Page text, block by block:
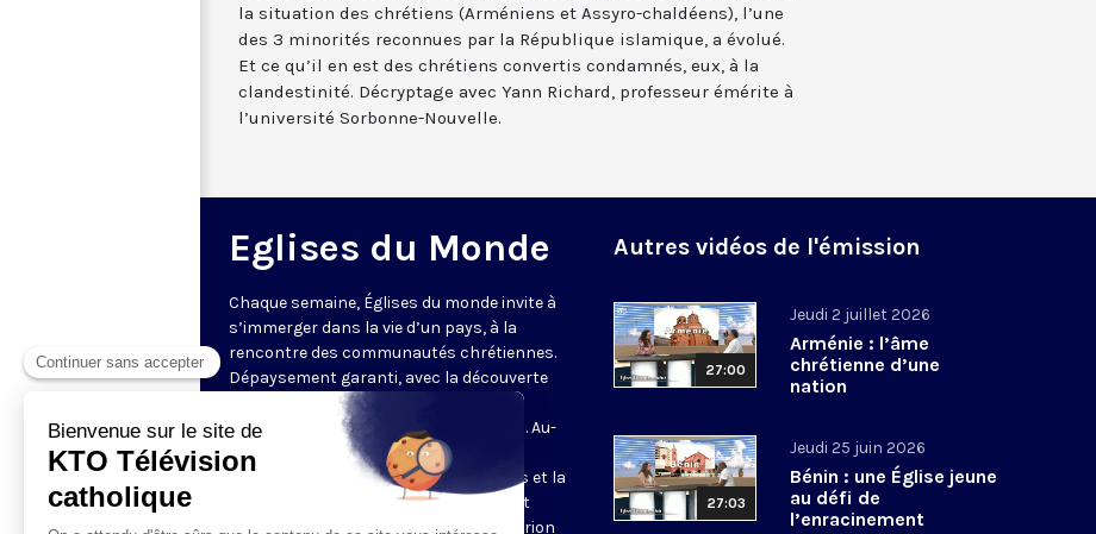
la situation des chrétiens (Arméniens et Assyro-chaldéens), l’une
des 3 minorités reconnues par la République islamique, a évolué.
Et ce qu’il en est des chrétiens convertis condamnés, eux, à la
clandestinité. Décryptage avec Yann Richard, professeur émérite à
l’université Sorbonne-Nouvelle.
Eglises du Monde
Chaque semaine, Églises du monde invite à
s’immerger dans la vie d’un pays, à la
rencontre des communautés chrétiennes.
Dépaysement garanti, avec la découverte
des spécificités et du rayonnement de
l’Église catholique ou de ses difficultés. Au-
delà de l’actualité, il s’agit aussi de
comprendre les grands enjeux du pays et la
contribution que les chrétiens peuvent
apporter à la société. Présenté par Marion
Autres vidéos de l'émission
27:00
Jeudi 2 juillet 2026
Arménie : l’âme
chrétienne d’une
nation
27:03
Jeudi 25 juin 2026
Bénin : une Église jeune
au défi de
l’enracinement